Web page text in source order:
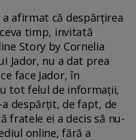
a afirmat că despărțirea
timp, invitată
Story by Cornelia
Jador, nu a dat prea
face Jador, în
tot felul de informații,
a despărțit, de fapt, de
fratele ei a decis să nu-
online, fără a